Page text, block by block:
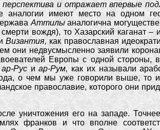
и отражает впервые
имеют место на одном
Аттилыаналогична
вождя), то Хазарский каганат –
Византия, как православная
они недвусмысленно заявили
Европы с одной стороны,
ар-Рус иар-Рум, как их называли
о чем мы уже говорили выше, то и
православие, которого они
уничтожения его на западе.
франков и что вполне